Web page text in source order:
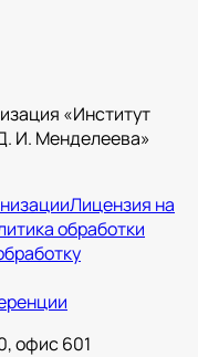
«Институт
И. Менделеева»
Лицензия на
обработки
офис 601